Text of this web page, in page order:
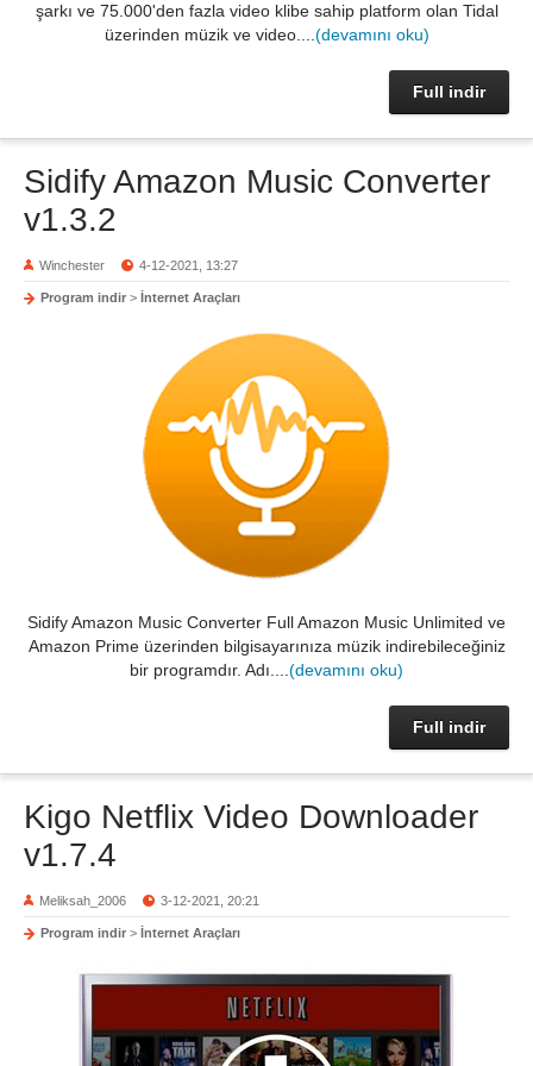
şarkı ve 75.000'den fazla video klibe sahip platform olan Tidal
üzerinden müzik ve video.... (devamını oku)
Full indir
Sidify Amazon Music Converter
v1.3.2
Winchester 4-12-2021, 13:27
Program indir > İnternet Araçları
Sidify Amazon Music Converter Full Amazon Music Unlimited ve
Amazon Prime üzerinden bilgisayarınıza müzik indirebileceğiniz
bir programdır. Adı.... (devamını oku)
Full indir
Kigo Netflix Video Downloader
v1.7.4
Meliksah_2006 3-12-2021, 20:21
Program indir > İnternet Araçları